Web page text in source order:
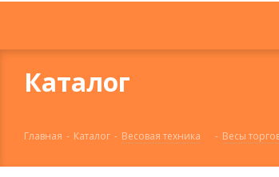
Каталог
Главная - Каталог - Весовая техника - Весы